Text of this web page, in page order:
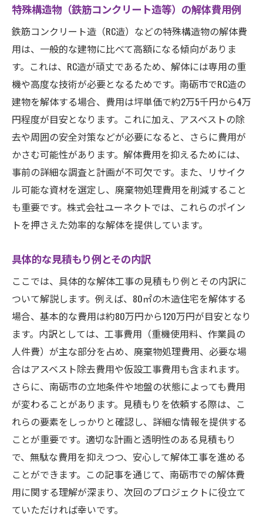
特殊構造物（鉄筋コンクリート造等）の解体費用例
鉄筋コンクリート造（RC造）などの特殊構造物の解体費
用は、一般的な建物に比べて高額になる傾向がありま
す。これは、RC造が頑丈であるため、解体には専用の重
機や高度な技術が必要となるためです。南砺市でRC造の
建物を解体する場合、費用は坪単価で約2万5千円から4万
円程度が目安となります。これに加え、アスベストの除
去や周囲の安全対策などが必要になると、さらに費用が
かさむ可能性があります。解体費用を抑えるためには、
事前の詳細な調査と計画が不可欠です。また、リサイク
ル可能な資材を選定し、廃棄物処理費用を削減すること
も重要です。株式会社ユーネクトでは、これらのポイン
トを押さえた効率的な解体を提供しています。
具体的な見積もり例とその内訳
ここでは、具体的な解体工事の見積もり例とその内訳に
ついて解説します。例えば、80㎡の木造住宅を解体する
場合、基本的な費用は約80万円から120万円が目安となり
ます。内訳としては、工事費用（重機使用料、作業員の
人件費）が主な部分を占め、廃棄物処理費用、必要な場
合はアスベスト除去費用や仮設工事費用も含まれます。
さらに、南砺市の立地条件や地盤の状態によっても費用
が変わることがあります。見積もりを依頼する際は、こ
れらの要素をしっかりと確認し、詳細な情報を提供する
ことが重要です。適切な計画と透明性のある見積もり
で、無駄な費用を抑えつつ、安心して解体工事を進める
ことができます。この記事を通じて、南砺市での解体費
用に関する理解が深まり、次回のプロジェクトに役立て
ていただければ幸いです。